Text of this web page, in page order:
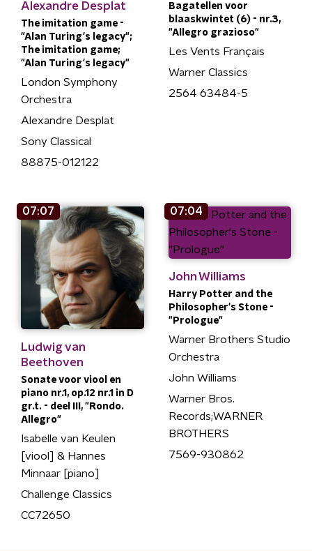
Alexandre Desplat
The imitation game -
"Alan Turing's legacy";
The imitation game;
"Alan Turing's legacy"
London Symphony
Orchestra
Alexandre Desplat
Sony Classical
88875-012122
Bagatellen voor
blaaskwintet (6) - nr.3,
"Allegro grazioso"
Les Vents Français
Warner Classics
2564 63484-5
07:07
Ludwig van
Beethoven
Sonate voor viool en
piano nr.1, op.12 nr.1 in D
gr.t. - deel III, "Rondo.
Allegro"
Isabelle van Keulen
[viool] & Hannes
Minnaar [piano]
Challenge Classics
CC72650
07:04
John Williams
Harry Potter and the
Philosopher's Stone -
"Prologue"
Warner Brothers Studio
Orchestra
John Williams
Warner Bros.
Records;WARNER
BROTHERS
7569-930862